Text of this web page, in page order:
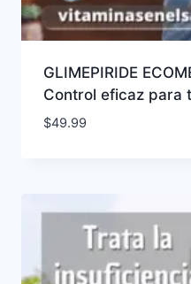
GLIMEPIRIDE
Control eficaz para
$49.99